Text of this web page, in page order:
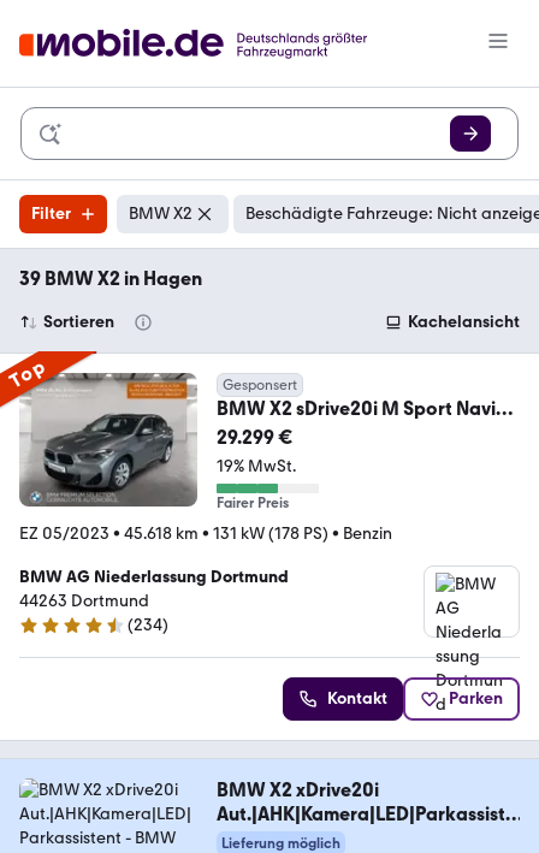
Filter BMW X2 Beschädigte Fahrzeuge: Nicht
39 BMW X2 in Hagen
Sortieren Kachelansicht
Top Gesponsert
BMW X2 sDrive20i M Sport Navi
Head-Up Parkassist
29.299 €
19% MwSt.
Fairer Preis
EZ 05/2023 • 45.618 km • 131 kW (178 PS) • Benzin
BMW AG Niederlassung Dortmund
44263 Dortmund
4.4 Sterne
(234)
Kontakt Parken
BMW X2 xDrive20i
Aut.|AHK|Kamera|LED|Parkassiste
nt
Lieferung möglich